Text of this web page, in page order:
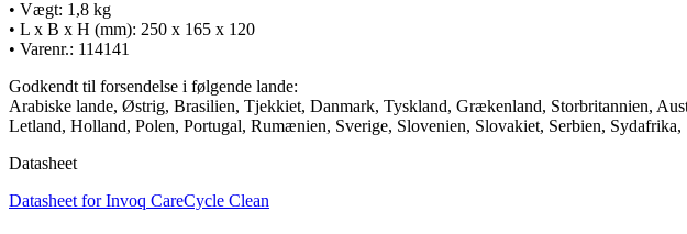
• Vægt: 1,8 kg
• L x B x H (mm): 250 x 165 x 120
• Varenr.: 114141
Godkendt til forsendelse i følgende lande:
Arabiske lande, Østrig, Brasilien, Tjekkiet, Danmark, Tyskland, Grækenland, Storbritannien,
Letland, Holland, Polen, Portugal, Rumænien, Sverige, Slovenien, Slovakiet, Serbien,
Datasheet
Datasheet for Invoq CareCycle Clean